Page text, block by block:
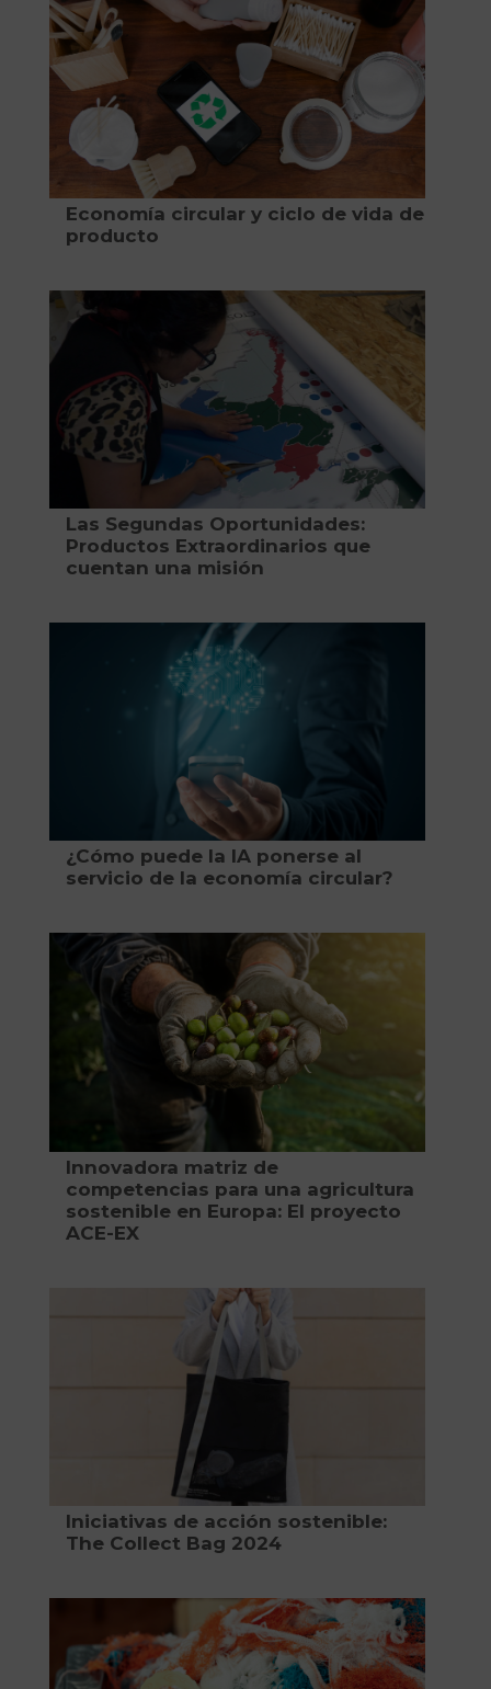
Economía circular y ciclo de vida de
producto
Las Segundas Oportunidades:
Productos Extraordinarios que
cuentan una misión
¿Cómo puede la IA ponerse al
servicio de la economía circular?
Innovadora matriz de
competencias para una agricultura
sostenible en Europa: El proyecto
ACE-EX
Iniciativas de acción sostenible:
The Collect Bag 2024